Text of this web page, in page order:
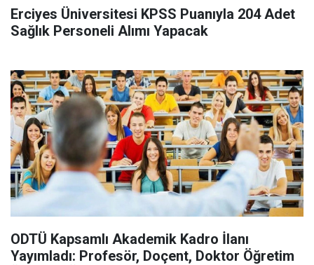
Erciyes Üniversitesi KPSS Puanıyla 204 Adet
Sağlık Personeli Alımı Yapacak
ODTÜ Kapsamlı Akademik Kadro İlanı
Yayımladı: Profesör, Doçent, Doktor Öğretim